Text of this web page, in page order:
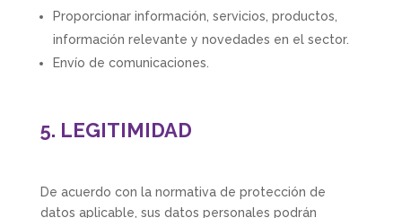
Proporcionar información, servicios, productos,
información relevante y novedades en el sector.
Envío de comunicaciones.
5. LEGITIMIDAD
De acuerdo con la normativa de protección de
datos aplicable, sus datos personales podrán